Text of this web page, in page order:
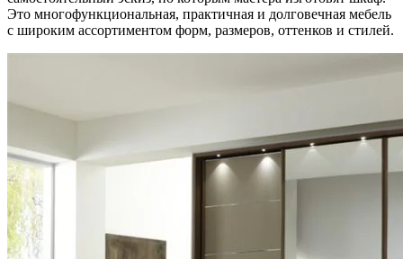
Это многофункциональная, практичная и долговечная мебель
с широким ассортиментом форм, размеров, оттенков и стилей.